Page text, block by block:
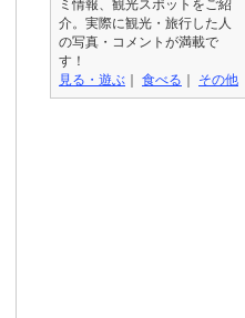
ミ情報、観光スポットをご紹
介。実際に観光・旅行した人
の写真・コメントが満載で
す！
見る・遊ぶ ｜ 食べる ｜ その他